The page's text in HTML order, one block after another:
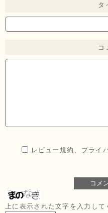
レビュー規約 プライ
上に表示された文字を入力して
タ
コ